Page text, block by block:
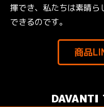
揮でき、私たちは素晴ら
できるのです。
商品
DAVANTI